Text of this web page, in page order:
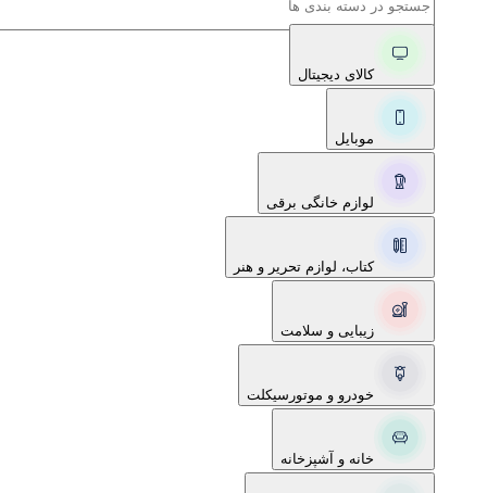
کالای دیجیتال
موبایل
لوازم خانگی برقی
کتاب، لوازم تحریر و هنر
زیبایی و سلامت
خودرو و موتورسیکلت
خانه و آشپزخانه